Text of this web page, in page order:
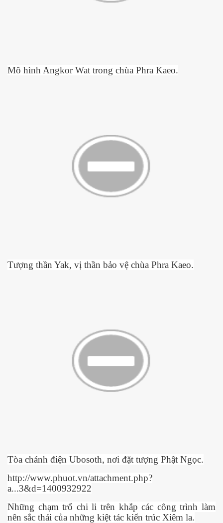
Mô hình Angkor Wat trong chùa Phra Kaeo.
Tượng thần Yak, vị thần bảo vệ chùa Phra Kaeo.
Tòa chánh điện Ubosoth, nơi đặt tượng Phật Ngọc.
http://www.phuot.vn/attachment.php?
a...3&d=1400932922
Những chạm trổ chi li trên khắp các công trình làm
nên sắc thái của những kiệt tác kiến trúc Xiêm la.